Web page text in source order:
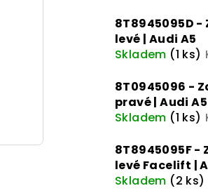
8T8945095D
levé | Audi A5
Skladem (1 ks)
8T0945096 -
pravé | Audi A5
Skladem (1 ks)
8T8945095F -
levé Facelift |
Skladem (2 ks)